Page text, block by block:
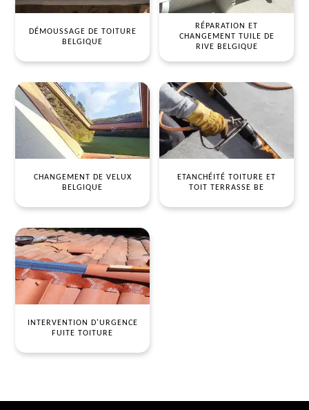
DÉMOUSSAGE DE TOITURE
BELGIQUE
RÉPARATION ET
CHANGEMENT TUILE DE
RIVE BELGIQUE
CHANGEMENT DE VELUX
BELGIQUE
ETANCHÉITÉ TOITURE ET
TOIT TERRASSE BE
INTERVENTION D'URGENCE
FUITE TOITURE